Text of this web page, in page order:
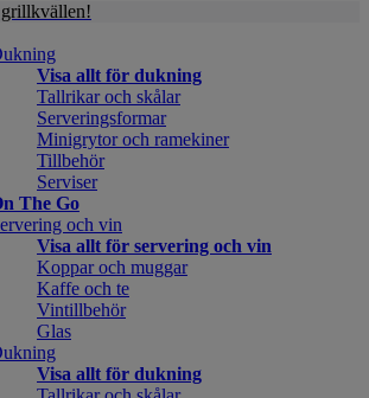
Visa allt för dukning
Tallrikar och skålar
Serveringsformar
Minigrytor och ramekiner
Tillbehör
Serviser
The Go
och vin
Visa allt för servering och vin
Koppar och muggar
Kaffe och te
Vintillbehör
Glas
Visa allt för dukning